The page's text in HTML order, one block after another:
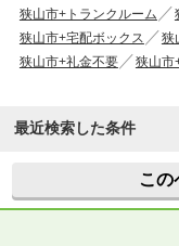
狭山市+トランクルーム
狭山市+宅配ボックス
狭
狭山市+礼金不要
狭山市
最近検索した条件
この